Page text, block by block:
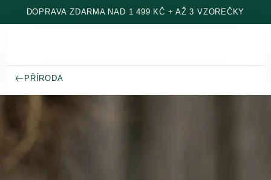
Přeskočit na hlavní obsah
DOPRAVA ZDARMA NAD 1 499 KČ + AŽ 3 VZOREČKY
PŘÍRODA